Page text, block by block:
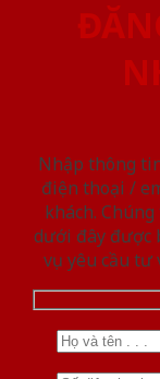
Nhập thông
điện thoại /
khách.
dưới đây được
vụ yêu cầu tư